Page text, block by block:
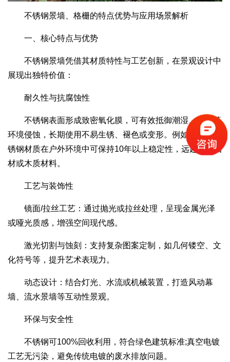
不锈钢景墙、格栅的特点优势与应用场景解析
一、核心特点与优势
不锈钢景墙凭借其材质特性与工艺创新，在景观设计中
展现出独特价值：
耐久性与抗腐蚀性
不锈钢表面形成致密氧化膜，可有效抵御潮湿、酸碱等
环境侵蚀，长期使用不易生锈、褪色或变形。例如，304不
锈钢材质在户外环境中可保持10年以上稳定性，远超传统石
材或木质材料。
工艺与装饰性
镜面/拉丝工艺：通过抛光或拉丝处理，呈现金属光泽
或哑光质感，增强空间现代感。
激光切割与蚀刻：支持复杂图案定制，如几何镂空、文
化符号等，提升艺术表现力。
动态设计：结合灯光、水流或机械装置，打造风动幕
墙、流水景墙等互动性景观。
环保与安全性
不锈钢可100%回收利用，符合绿色建筑标准;真空电镀
工艺无污染，避免传统电镀的废水排放问题。